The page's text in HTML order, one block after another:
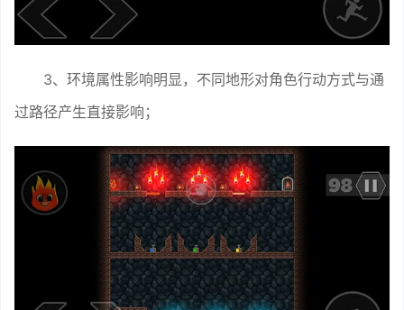
3、环境属性影响明显，不同地形对角色行动方式与通
过路径产生直接影响；